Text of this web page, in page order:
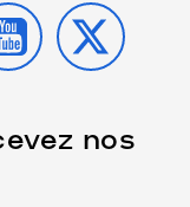
X
nos